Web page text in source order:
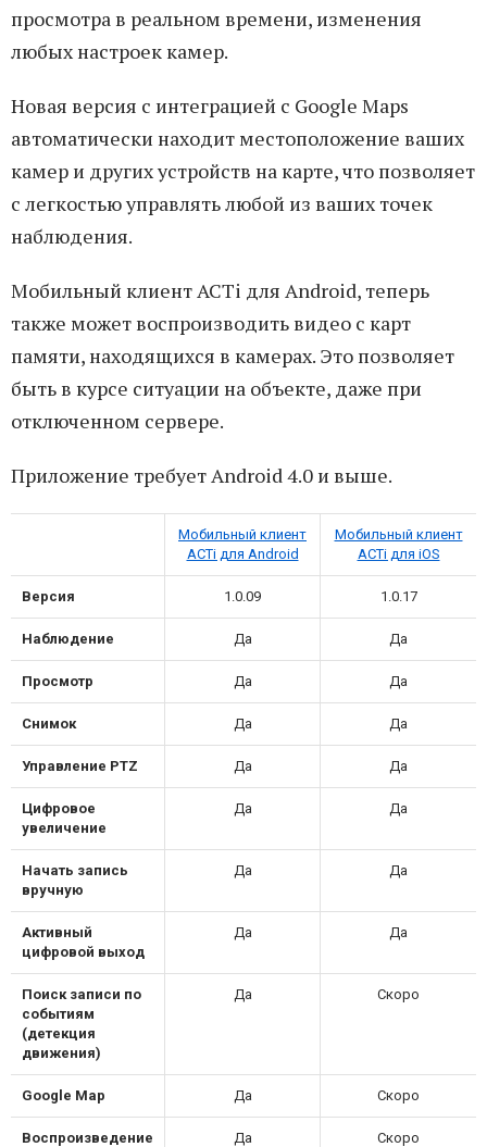
просмотра в реальном времени, изменения
любых настроек камер.
Новая версия с интеграцией с Google Maps
автоматически находит местоположение ваших
камер и других устройств на карте, что позволяет
с легкостью управлять любой из ваших точек
наблюдения.
Мобильный клиент ACTi для Android, теперь
также может воспроизводить видео с карт
памяти, находящихся в камерах. Это позволяет
быть в курсе ситуации на объекте, даже при
отключенном сервере.
Приложение требует Android 4.0 и выше.
Мобильный клиент
ACTi для Android
Мобильный клиент
ACTi для iOS
Версия 1.0.09 1.0.17
Наблюдение Да Да
Просмотр Да Да
Снимок Да Да
Управление PTZ Да Да
Цифровое
увеличение
Да Да
Начать запись
вручную
Да Да
Активный
цифровой выход
Да Да
Поиск записи по
событиям
(детекция
движения)
Да Скоро
Google Map Да Скоро
Воспроизведение
Да Скоро